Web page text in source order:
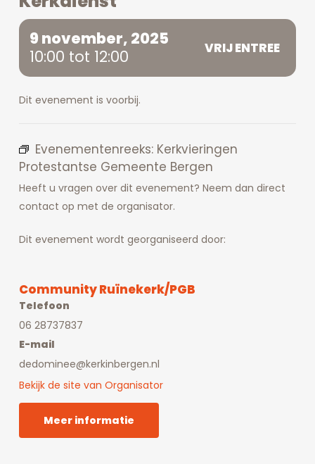
9 november, 2025
10:00 tot 12:00
VRIJ ENTREE
Dit evenement is voorbij.
Evenementenreeks: Kerkvieringen
Protestantse Gemeente Bergen
Heeft u vragen over dit evenement? Neem dan direct
contact op met de organisator.
Dit evenement wordt georganiseerd door:
Community Ruïnekerk/PGB
Telefoon
06 28737837
E-mail
dedominee@kerkinbergen.nl
Bekijk de site van Organisator
Meer informatie